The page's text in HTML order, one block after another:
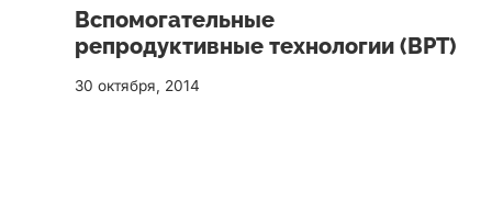
Вспомогательные
репродуктивные технологии (ВРТ)
30 октября, 2014